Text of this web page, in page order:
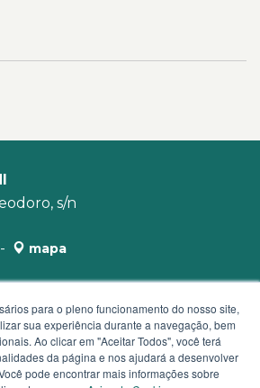
s/n
mapa
para o pleno funcionamento do nosso site,
sua experiência durante a navegação, bem
Ao clicar em "Aceitar Todos", você terá
da página e nos ajudará a desenvolver
pode encontrar mais informações sobre